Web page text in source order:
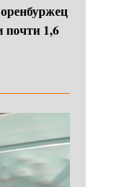
почти 1,6